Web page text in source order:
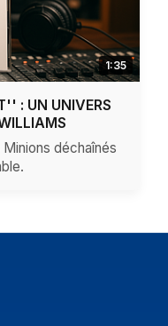
1:35
: UN UNIVERS
déchaînés